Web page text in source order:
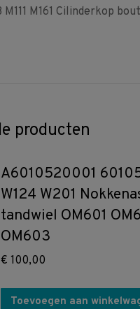
M111 M161 Cilinderkop
producten
A6010520001
W124 W201
tandwiel OM601
OM603
€ 100,00
Toevoegen aan